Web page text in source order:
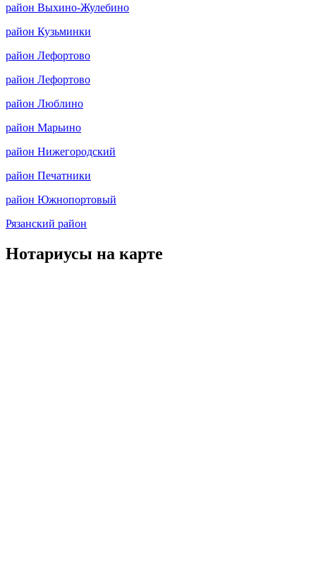
район Выхино-Жулебино
район Кузьминки
район Лефортово
район Лефортово
район Люблино
район Марьино
район Нижегородский
район Печатники
район Южнопортовый
Рязанский район
Нотариусы на карте